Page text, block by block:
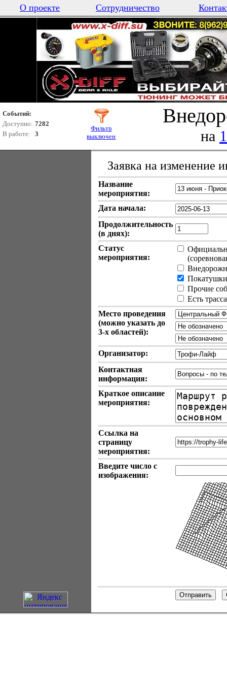
О проекте Сотрудничество
Событий:
Доступно: 7282
В работе:
3
Фильтр
выключен
на
Заявка на изменение
Название
мероприятия:
Дата начала:
Продолжительность
(в днях):
Статус
мероприятия:
Покатушки
Прочие
Есть
Место проведения
(можно указать до
3-х областей):
Организатор:
Контактная
информация:
Краткое описание
мероприятия:
Ссылка на
страницу
мероприятия:
Введите число с
изображения: